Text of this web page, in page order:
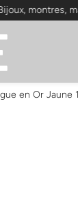
montres,
en Or Jaune